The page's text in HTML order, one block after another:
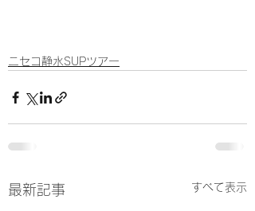
ニセコ静水SUPツアー
最新記事 すべて表示